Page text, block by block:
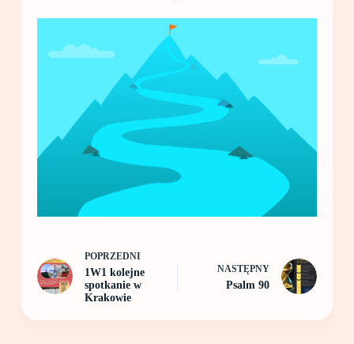
POPRZEDNI
1W1 kolejne
spotkanie w
Krakowie
NASTĘPNY
Psalm 90